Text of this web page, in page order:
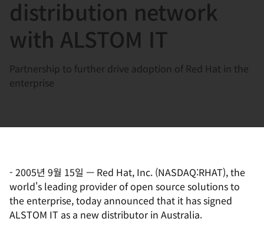
distribution network
with ALSTOM IT
Partnership to further drive adoption of Red Hat in the
enterprise
- 2005년 9월 15일 — Red Hat, Inc. (NASDAQ:RHAT), the
world's leading provider of open source solutions to
the enterprise, today announced that it has signed
ALSTOM IT as a new distributor in Australia.